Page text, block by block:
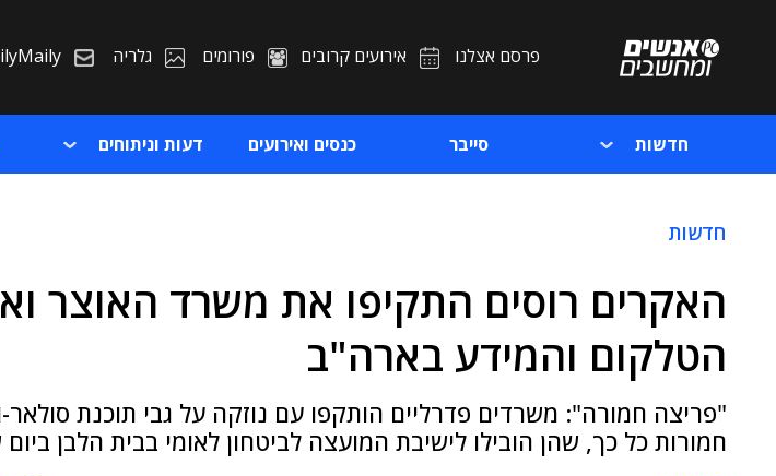
פרסם אצלנו אירועים קרובים פורומים גלריה
חדשות סייבר כנסים ואירועים דעות וניתוחים
חדשות
האקרים רוסים התקיפו את משרד האוצר
הטלקום והמידע בארה"ב
"פריצה חמורה": משרדים פדרליים הותקפו עם נוזקה על גבי תוכנת
חמורות כל כך, שהן הובילו לישיבת המועצה לביטחון לאומי בבית הלבן